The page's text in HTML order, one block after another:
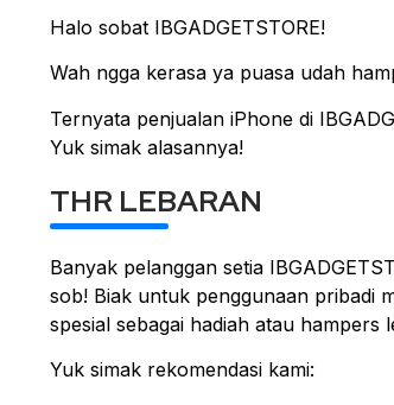
Halo sobat IBGADGETSTORE!
Wah ngga kerasa ya puasa udah
Ternyata penjualan iPhone di
Yuk simak alasannya!
THR LEBARAN
Banyak pelanggan setia
sob! Biak untuk penggunaan pribadi
spesial sebagai hadiah atau
Yuk simak rekomendasi kami: